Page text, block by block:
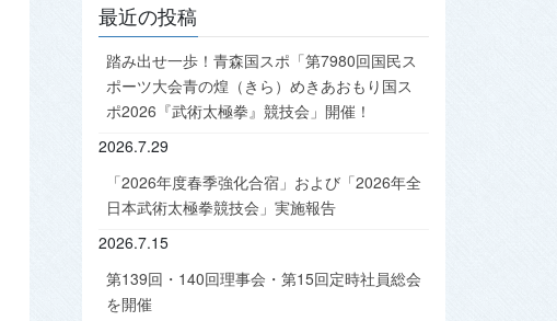
最近の投稿
踏み出せ一歩！青森国スポ「第7980回国民ス
ポーツ大会青の煌（きら）めきあおもり国ス
ポ2026『武術太極拳』競技会」開催！
2026.7.29
「2026年度春季強化合宿」および「2026年全
日本武術太極拳競技会」実施報告
2026.7.15
第139回・140回理事会・第15回定時社員総会
を開催